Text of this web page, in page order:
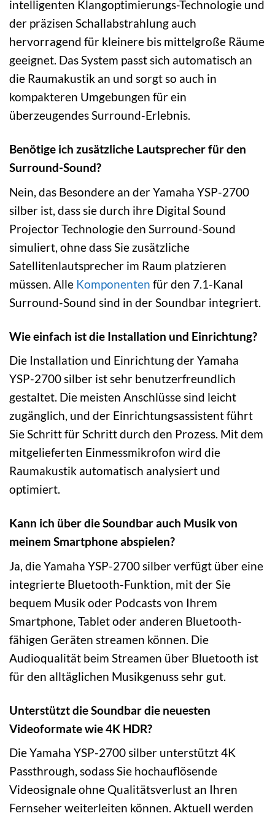
intelligenten Klangoptimierungs-Technologie und
der präzisen Schallabstrahlung auch
hervorragend für kleinere bis mittelgroße Räume
geeignet. Das System passt sich automatisch an
die Raumakustik an und sorgt so auch in
kompakteren Umgebungen für ein
überzeugendes Surround-Erlebnis.
Benötige ich zusätzliche Lautsprecher für den
Surround-Sound?
Nein, das Besondere an der Yamaha YSP-2700
silber ist, dass sie durch ihre Digital Sound
Projector Technologie den Surround-Sound
simuliert, ohne dass Sie zusätzliche
Satellitenlautsprecher im Raum platzieren
müssen. Alle Komponenten für den 7.1-Kanal
Surround-Sound sind in der Soundbar integriert.
Wie einfach ist die Installation und Einrichtung?
Die Installation und Einrichtung der Yamaha
YSP-2700 silber ist sehr benutzerfreundlich
gestaltet. Die meisten Anschlüsse sind leicht
zugänglich, und der Einrichtungsassistent führt
Sie Schritt für Schritt durch den Prozess. Mit dem
mitgelieferten Einmessmikrofon wird die
Raumakustik automatisch analysiert und
optimiert.
Kann ich über die Soundbar auch Musik von
meinem Smartphone abspielen?
Ja, die Yamaha YSP-2700 silber verfügt über eine
integrierte Bluetooth-Funktion, mit der Sie
bequem Musik oder Podcasts von Ihrem
Smartphone, Tablet oder anderen Bluetooth-
fähigen Geräten streamen können. Die
Audioqualität beim Streamen über Bluetooth ist
für den alltäglichen Musikgenuss sehr gut.
Unterstützt die Soundbar die neuesten
Videoformate wie 4K HDR?
Die Yamaha YSP-2700 silber unterstützt 4K
Passthrough, sodass Sie hochauflösende
Videosignale ohne Qualitätsverlust an Ihren
Fernseher weiterleiten können. Aktuell werden